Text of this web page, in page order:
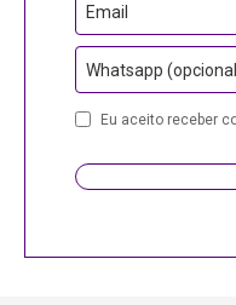
Email
Whatsapp
Eu aceito receber